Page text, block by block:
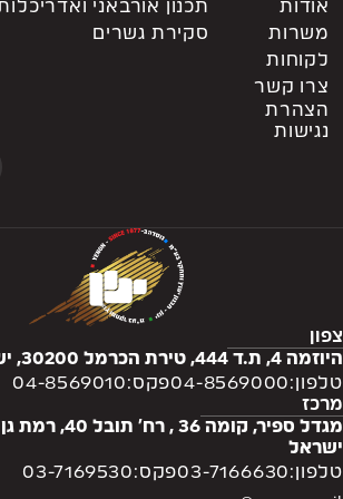
אודות
משרות
לקוחות
צרו קשר
הצהרת
נגישות
תכנון אורבאני
סקירת גשרים
צפון
היוזמה 4, ת.ד 444, טירת הכרמל 30200, ישראל
טלפון:04-8569000פקס:04-8569010
מרכז
ישראל
טלפון:03-7166630פקס:03-7169530